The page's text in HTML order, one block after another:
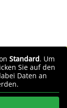
Standard. Um
Sie auf den
Daten an